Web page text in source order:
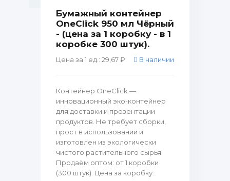
Бумажный контейнер
OneClick 950 мл Чёрный
- (цена за 1 коробку - в 1
коробке 300 штук).
Цена за 1 ед.: 29,67 ₽ В наличии
Контейнер OneClick —
инновационный эко-контейнер
для доставки и презентации
продуктов. Не требует сборки,
прост в использовании и
изготовлен из экологически
чистого растительного сырья.
Продаём оптом: от 1 коробки
(300 штук). Цена за коробку.